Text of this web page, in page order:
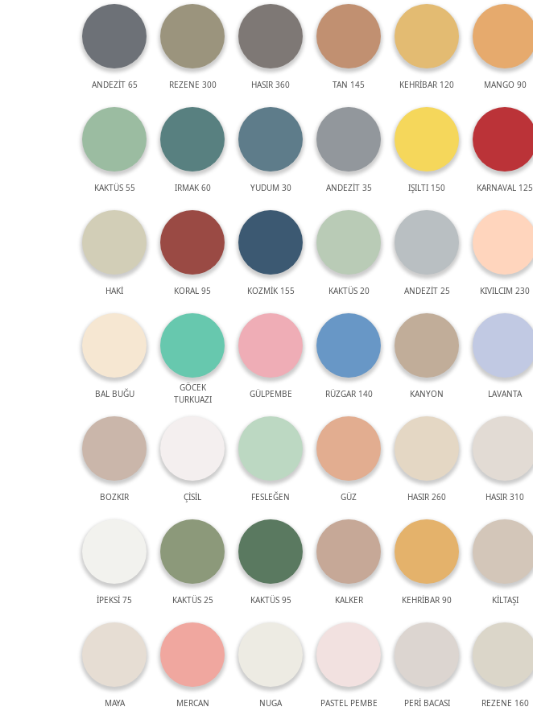
ANDEZİT 65 REZENE 300 HASIR 360 TAN 145 KEHRİBAR 120 MANGO 90
KAKTÜS 55 IRMAK 60 YUDUM 30 ANDEZİT 35 IŞILTI 150 KARNAVAL 125
HAKİ KORAL 95 KOZMİK 155 KAKTÜS 20 ANDEZİT 25 KIVILCIM 230
BAL BUĞU
GÖCEK
TURKUAZI
GÜLPEMBE RÜZGAR 140 KANYON LAVANTA
BOZKIR ÇİSİL FESLEĞEN GÜZ HASIR 260 HASIR 310
İPEKSİ 75 KAKTÜS 25 KAKTÜS 95 KALKER KEHRİBAR 90 KİLTAŞI
MAYA MERCAN NUGA PASTEL PEMBE PERİ BACASI REZENE 160